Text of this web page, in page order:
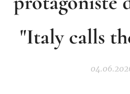
"Italy calls